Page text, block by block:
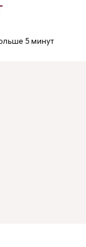
5 минут